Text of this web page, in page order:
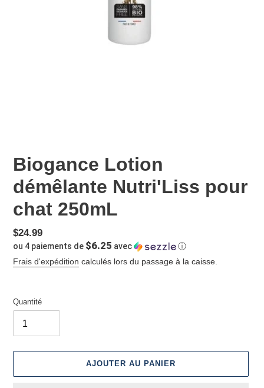
Biogance Lotion
démêlante Nutri'Liss pour
chat 250mL
Prix
normal
$24.99
ou 4 paiements de $6.25 avec
ⓘ
Frais d'expédition calculés lors du passage à la caisse.
Quantité
AJOUTER AU PANIER